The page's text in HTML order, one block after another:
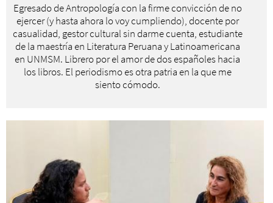
Egresado de Antropología con la firme convicción de no
ejercer (y hasta ahora lo voy cumpliendo), docente por
casualidad, gestor cultural sin darme cuenta, estudiante
de la maestría en Literatura Peruana y Latinoamericana
en UNMSM. Librero por el amor de dos españoles hacia
los libros. El periodismo es otra patria en la que me
siento cómodo.